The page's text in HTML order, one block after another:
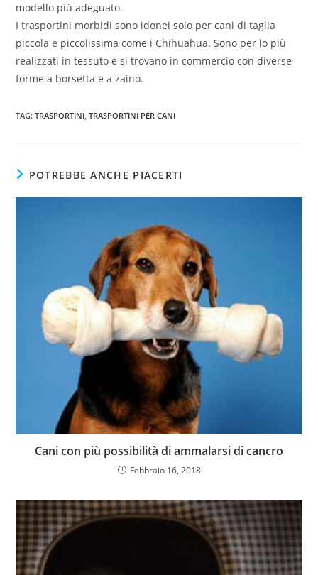
modello più adeguato.
I trasportini morbidi sono idonei solo per cani di taglia
piccola e piccolissima come i Chihuahua. Sono per lo più
realizzati in tessuto e si trovano in commercio con diverse
forme a borsetta e a zaino.
TAG:TRASPORTINI TRASPORTINI PER CANI
POTREBBE ANCHE PIACERTI
Cani con più possibilità di ammalarsi di cancro
Febbraio 16, 2018